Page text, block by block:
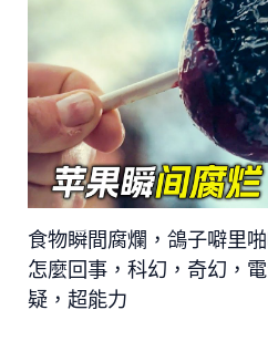
食物瞬間腐爛，鴿子噼里
怎麼回事，科幻，奇幻，
疑，超能力